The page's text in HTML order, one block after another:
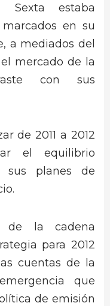
Sexta estaba
en su
a mediados del
mercado de la
con sus
de 2011 a 2012
el equilibrio
sus planes de
de la cadena
para 2012
cuentas de la
que
de emisión